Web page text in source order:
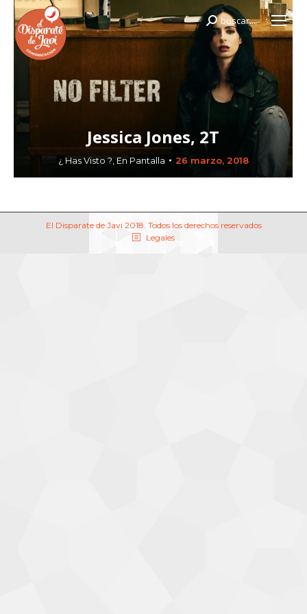
Buscar:
buscar...
Jessica Jones, 2T
¿ Has Visto ? En Pantalla 26 marzo, 2018
El Disparate de Javi 2018. Todos los derechos reservados
Legales